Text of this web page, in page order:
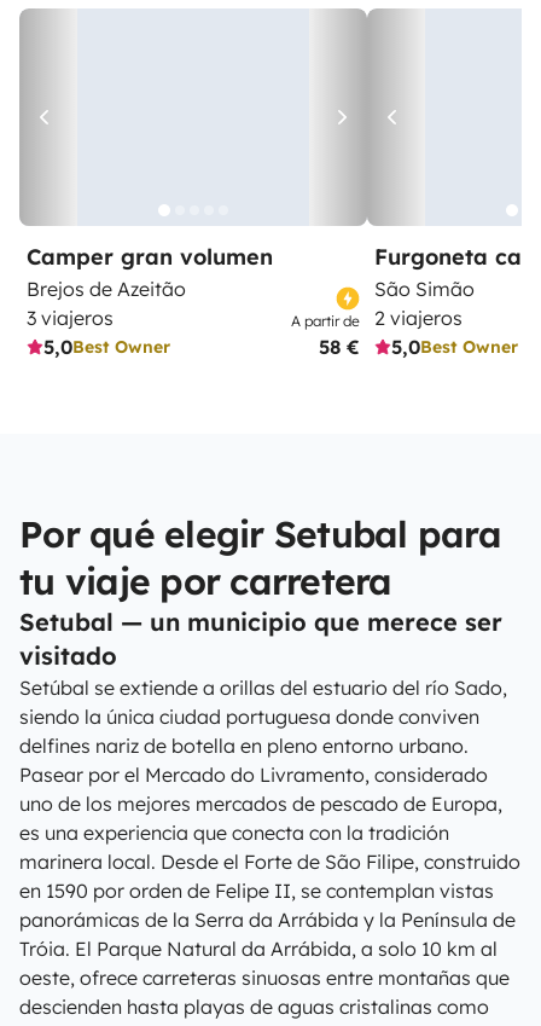
Camper gran volumen
Brejos de Azeitão
3 viajeros
5,0Best Owner
A partir de
58 €
Furgoneta
São Simão
2 viajeros
5,0Best Owner
Por qué elegir Setubal para
tu viaje por carretera
Setubal — un municipio que merece ser
visitado
Setúbal se extiende a orillas del estuario del río Sado,
siendo la única ciudad portuguesa donde conviven
delfines nariz de botella en pleno entorno urbano.
Pasear por el Mercado do Livramento, considerado
uno de los mejores mercados de pescado de Europa,
es una experiencia que conecta con la tradición
marinera local. Desde el Forte de São Filipe, construido
en 1590 por orden de Felipe II, se contemplan vistas
panorámicas de la Serra da Arrábida y la Península de
Tróia. El Parque Natural da Arrábida, a solo 10 km al
oeste, ofrece carreteras sinuosas entre montañas que
descienden hasta playas de aguas cristalinas como